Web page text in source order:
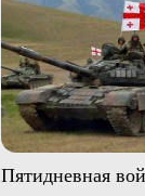
Пятидневная